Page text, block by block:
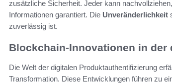
zusätzliche Sicherheit. Jeder kann
Informationen garantiert. Die Unveränderlichkeit
zuverlässig ist.
Blockchain-Innovationen in
Die Welt der digitalen Produktauthentifizierung
Transformation. Diese Entwicklungen führen zu